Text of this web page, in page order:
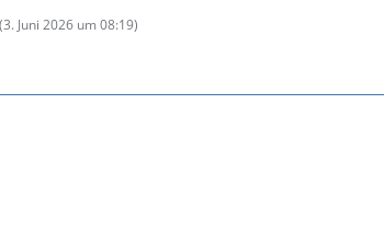
(3. Juni 2026 um 08:19)